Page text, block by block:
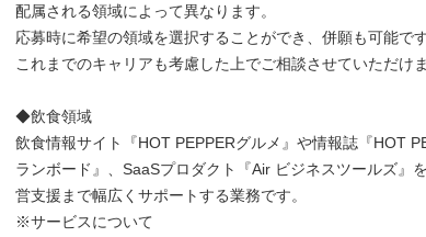
配属される領域によって異なります。
応募時に希望の領域を選択することができ、併願も可能です
これまでのキャリアも考慮した上でご相談させていただけ
◆飲食領域
飲食情報サイト『HOT PEPPERグルメ』や情報誌『HOT
ランボード』、SaaSプロダクト『Air ビジネスツールズ』
営支援まで幅広くサポートする業務です。
※サービスについて